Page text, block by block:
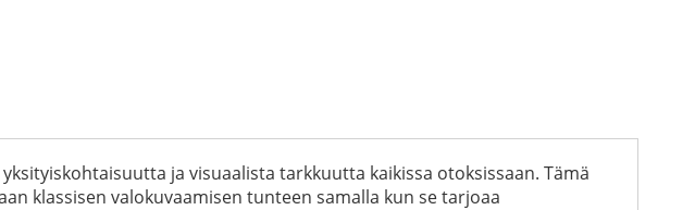
ja visuaalista tarkkuutta kaikissa otoksissaan. Tämä
klassisen valokuvaamisen tunteen samalla kun se tarjoaa